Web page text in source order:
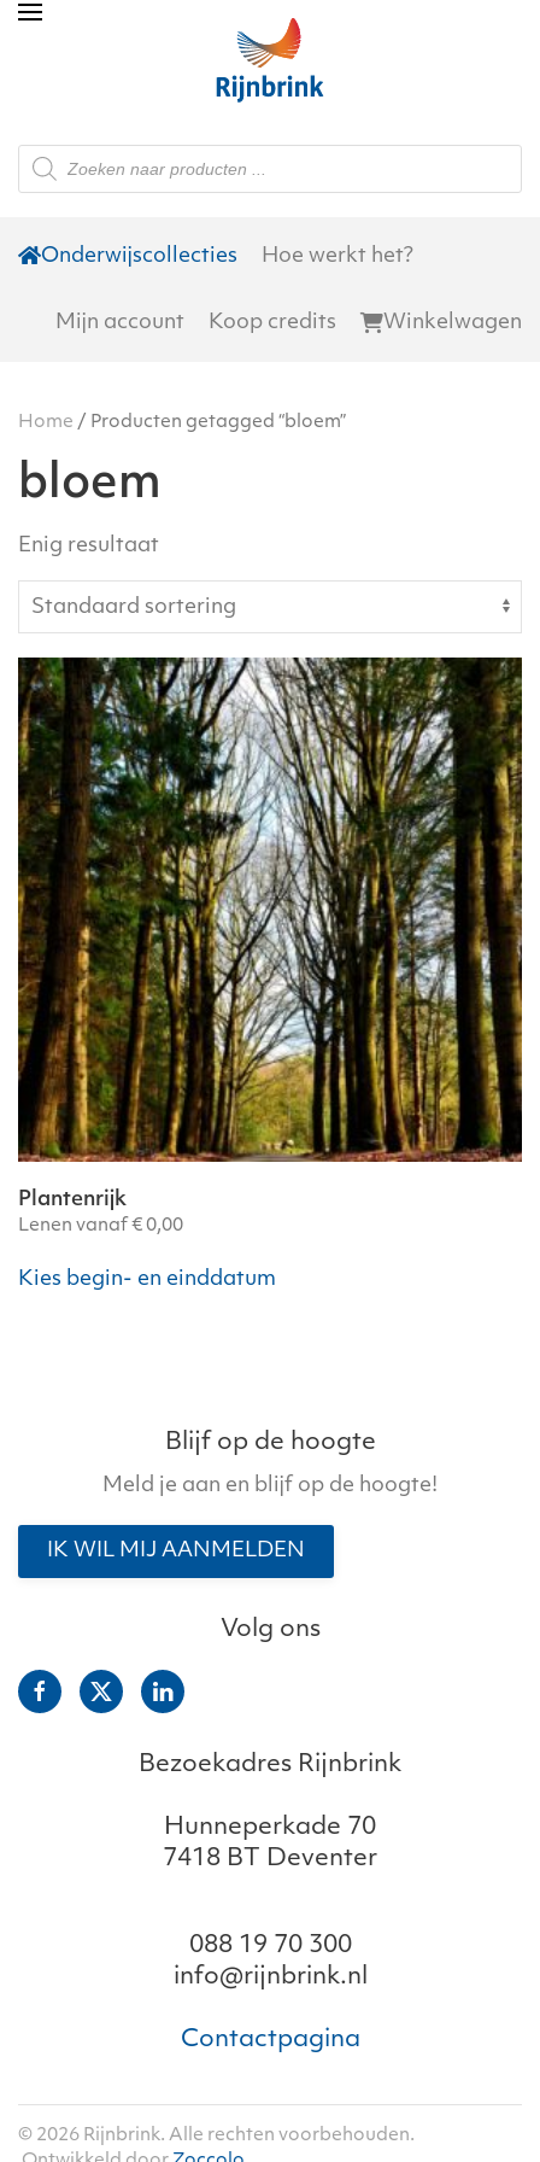
Skip to main content
Producten
zoeken
Onderwijscollecties Hoe werkt het?
Mijn account Koop credits Winkelwagen
Home / Producten getagged “bloem”
bloem
Enig resultaat
Plantenrijk
Lenen vanaf € 0,00
Kies begin- en einddatum
Blijf op de hoogte
Meld je aan en blijf op de hoogte!
IK WIL MIJ AANMELDEN
Volg ons
Bezoekadres Rijnbrink
Hunneperkade 70
7418 BT Deventer
088 19 70 300
info@rijnbrink.nl
Contactpagina
© 2026 Rijnbrink. Alle rechten voorbehouden.